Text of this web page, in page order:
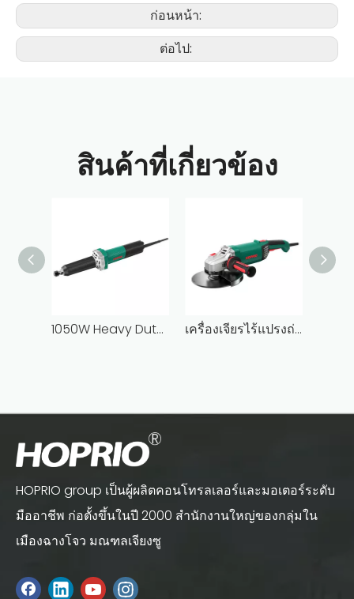
ก่อนหน้า:
ต่อไป:
สินค้าที่เกี่ยวข้อง
1050W Heavy Duty ประสิทธิภาพสูงแบบมีสาย Brushless AC ตรงเครื่องบด Die เครื่องบดดินสอสำหรับขัด เครื่องเจียรไร้แปรงถ่าน Hoprio/OEM AC 230 มม. เครื่องเจียรไฟฟ้าแบบมีสายเกรดอุตสาหกรรม 9 นิ้ว
HOPRIO group เป็นผู้ผลิตคอนโทรลเลอร์และมอเตอร์ระดับ
มืออาชีพ ก่อตั้งขึ้นในปี 2000 สำนักงานใหญ่ของกลุ่มใน
เมืองฉางโจว มณฑลเจียงซู